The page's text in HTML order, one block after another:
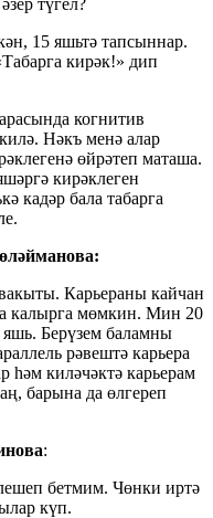
15 яшьтә тапсыннар.
кирәк!» дип
когнитив
Нәкъ менә алар
өйрәтеп маташа.
кирәклеген
кадәр бала табарга
Карьераны кайчан
калырга мөмкин. Мин 20
Берүзем баламны
рәвештә карьера
һәм киләчәктә карьерам
барына да өлгереп
:
бетмим. Чөнки иртә
күп.